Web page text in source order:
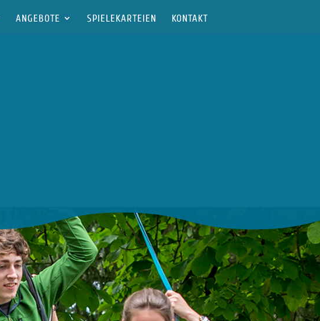
ANGEBOTE SPIELEKARTEIEN KONTAKT